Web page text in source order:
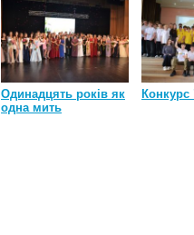
Одинадцять років як
одна мить